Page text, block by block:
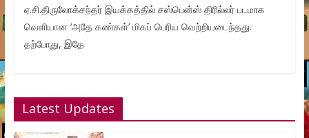
ஏ.சி.திருலோக்சந்தர் இயக்கத்தில் சஸ்பென்ஸ் திரில்லர் படமாக
வெளியான ‘அதே கண்கள்’ மிகப் பெரிய வெற்றியடைந்தது.
தற்போது, இதே
Latest Updates